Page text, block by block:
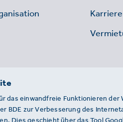
Karriere
das einwandfreie Funktionieren
BDE zur Verbesserung des
Dies geschieht über das Tool